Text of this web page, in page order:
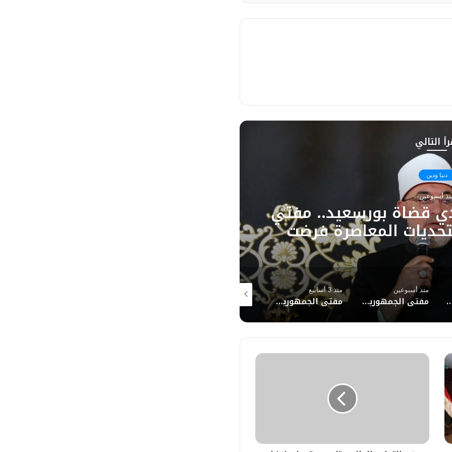
التالي
دنيا ودين
أسبوعين
مفتي الجمهورية
التعاون المشترك
الدينية في مواجهة التحديات الراهنة
منذ 3 أسابيع
مفتي الجمهورية يهنئ رئيس مجلس الدولة بمناسبة توليه رئاسة المجلس رسميًّا.. ويؤكد: مجلس الدولة أحد أعمدة المنظومة القضائية .. وترسيخ سيادة القانون أساس بناء الدولة
منذ 3 أسابيع
مفتي الجمهورية يهنئ رئيس هيئة النيابة الإدارية بمناسبة توليها رئاسة الهيئة رسميًّا..ويؤكد: تكامل المؤسسات الوطنية ركيزة أساسية لترسيخ العدالة وسيادة القانون
منذ 3 أسابيع